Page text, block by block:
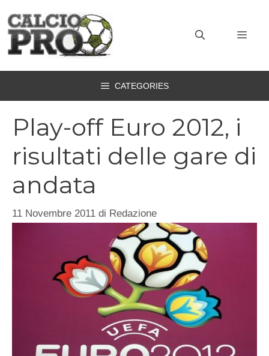
contenuto
CATEGORIES
Play-off Euro 2012, i
risultati delle gare di
andata
11 Novembre 2011 di Redazione